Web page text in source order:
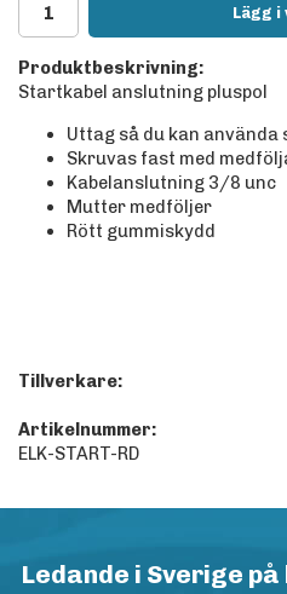
Lägg
Produktbeskrivning:
Startkabel anslutning pluspol
Uttag så du kan
Skruvas fast med
Kabelanslutning 3/8 unc
Mutter medföljer
Rött gummiskydd
Tillverkare:
Artikelnummer:
ELK-START-RD
Ledande i Sverige